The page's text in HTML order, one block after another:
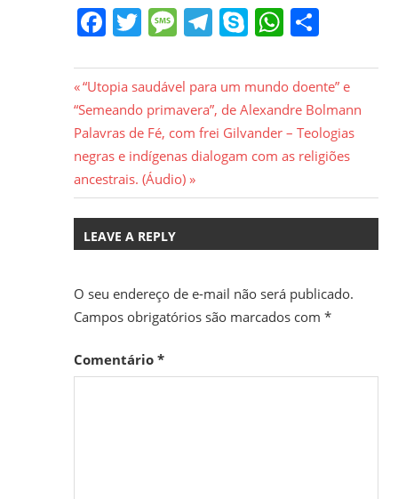
FAE/UFMG;
Movimentos
Populares
Urbanos,
Facebook
Twitter
Message
Telegram
SkypeShare
Navegação
de
Post
Previous
Post:
“Utopia saudável para um mundo doente” e
“Semeando primavera”, de Alexandre Bolmann
Next
Post:
Palavras de Fé, com frei Gilvander – Teologias
negras e indígenas dialogam com as religiões
ancestrais. (Áudio)
LEAVE A REPLY
O seu endereço de e-mail não será publicado.
Campos obrigatórios são marcados com *
Comentário *